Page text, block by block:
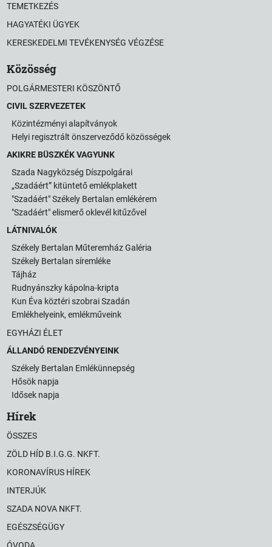
TEMETKEZÉS
HAGYATÉKI ÜGYEK
KERESKEDELMI TEVÉKENYSÉG VÉGZÉSE
Közösség
POLGÁRMESTERI KÖSZÖNTŐ
CIVIL SZERVEZETEK
Közintézményi alapítványok
Helyi regisztrált önszerveződő közösségek
AKIKRE BÜSZKÉK VAGYUNK
Szada Nagyközség Díszpolgárai
„Szadáért” kitüntető emlékplakett
"Szadáért" Székely Bertalan emlékérem
"Szadáért" elismerő oklevél kitűzővel
LÁTNIVALÓK
Székely Bertalan Műteremház Galéria
Székely Bertalan síremléke
Tájház
Rudnyánszky kápolna-kripta
Kun Éva köztéri szobrai Szadán
Emlékhelyeink, emlékműveink
EGYHÁZI ÉLET
ÁLLANDÓ RENDEZVÉNYEINK
Székely Bertalan Emlékünnepség
Hősök napja
Idősek napja
Hírek
ÖSSZES
ZÖLD HÍD B.I.G.G. NKFT.
KORONAVÍRUS HÍREK
INTERJÚK
SZADA NOVA NKFT.
EGÉSZSÉGÜGY